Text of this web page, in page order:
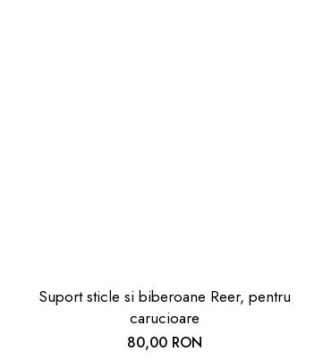
Suport sticle si biberoane Reer, pentru
carucioare
80,00 RON